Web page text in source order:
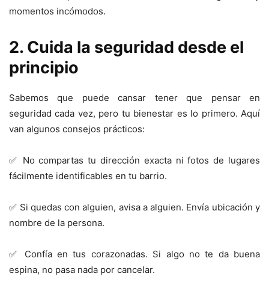
momentos incómodos.
2. Cuida la seguridad desde el
principio
Sabemos que puede cansar tener que pensar en
seguridad cada vez, pero tu bienestar es lo primero. Aquí
van algunos consejos prácticos:
✅ No compartas tu dirección exacta ni fotos de lugares
fácilmente identificables en tu barrio.
✅ Si quedas con alguien, avisa a alguien. Envía ubicación y
nombre de la persona.
✅ Confía en tus corazonadas. Si algo no te da buena
espina, no pasa nada por cancelar.